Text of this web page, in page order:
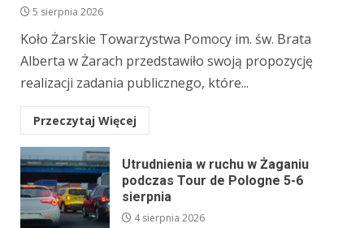
5 sierpnia 2026
Koło Żarskie Towarzystwa Pomocy im. św. Brata
Alberta w Żarach przedstawiło swoją propozycję
realizacji zadania publicznego, które...
Przeczytaj Więcej
Utrudnienia w ruchu w Żaganiu
podczas Tour de Pologne 5-6
sierpnia
4 sierpnia 2026